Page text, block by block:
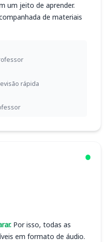
um jeito de aprender.
de materiais
rápida
Por isso, todas as
em formato de áudio.